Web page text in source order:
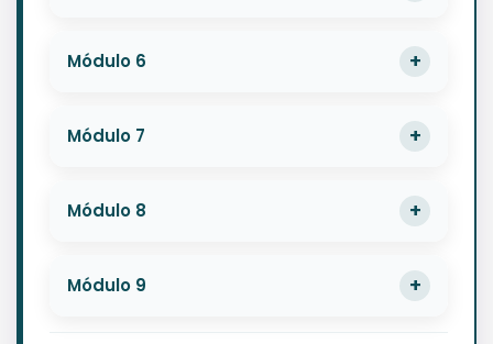
Módulo 6
Módulo 7
Módulo 8
Módulo 9